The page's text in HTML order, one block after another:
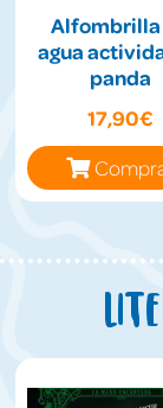
Alfombrilla
agua
panda
17,90€